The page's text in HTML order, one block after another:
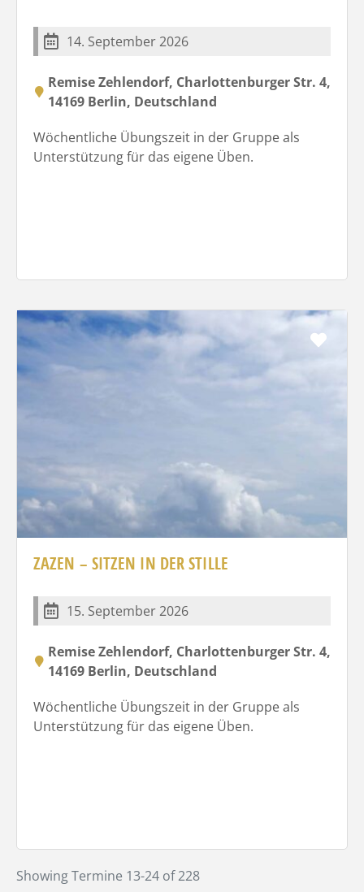
14. September 2026
Remise Zehlendorf, Charlottenburger Str. 4,
14169 Berlin, Deutschland
Wöchentliche Übungszeit in der Gruppe als
Unterstützung für das eigene Üben.
ZAZEN – SITZEN IN DER STILLE
15. September 2026
Remise Zehlendorf, Charlottenburger Str. 4,
14169 Berlin, Deutschland
Wöchentliche Übungszeit in der Gruppe als
Unterstützung für das eigene Üben.
Showing Termine 13-24 of 228